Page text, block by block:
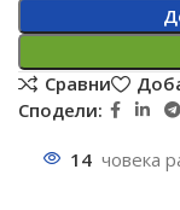
Сравни
Сподели:
14 човека